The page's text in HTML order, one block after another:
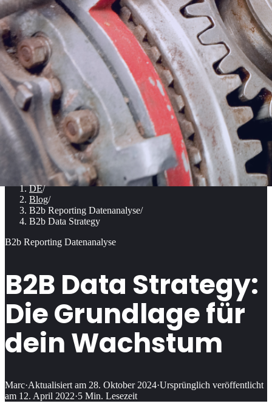
DE/
Blog/
B2b Reporting Datenanalyse/
B2b Data Strategy
B2b Reporting Datenanalyse
B2B Data Strategy:
Die Grundlage für
dein Wachstum
Marc·Aktualisiert am 28. Oktober 2024·Ursprünglich veröffentlicht
am 12. April 2022·5 Min. Lesezeit